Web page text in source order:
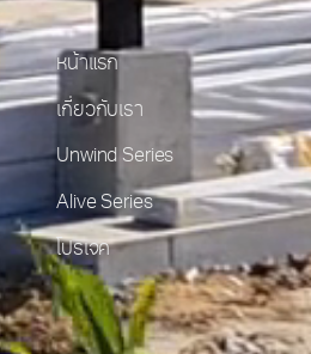
หน้าแรก
เกี่ยวกับเรา
Unwind Series
Alive Series
โปรเจค